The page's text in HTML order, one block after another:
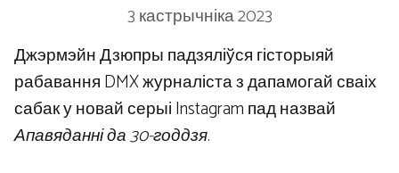
3 кастрычніка 2023
Джэрмэйн Дзюпры падзяліўся гісторыяй
рабавання DMX журналіста з дапамогай сваіх
сабак у новай серыі Instagram пад назвай
Апавяданні да 30-годдзя.